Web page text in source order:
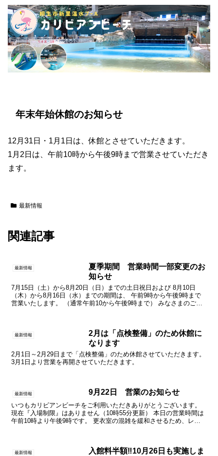
年末年始休館のお知らせ
12月31日・1月1日は、休館とさせていただきます。
1月2日は、午前10時から午後9時まで営業させていただき
ます。
最新情報
関連記事
最新情報
夏季期間 営業時間一部変更のお
知らせ
7月15日（土）から8月20日（日）までの土日祝日および 8月10日
（木）から8月16日（水）までの期間は、 午前9時から午後9時まで
営業いたします。 （通常午前10から午後9時まで） みなさまのご来
最新情報
2月は「点検整備」のため休館に
なります
2月1日～2月29日まで「点検整備」のため休館させていただきます。
3月1日より営業を再開させていただきます。
最新情報 9月22日 営業のお知らせ
いつもカリビアンビーチをご利用いただきありがとうございます。
現在『入場制限』はありません（10時55分更新） 本日の営業時間は
午前10時より午後9時です。 更衣室の混雑を緩和させるため、レジ
最新情報
入館料半額‼10月26日も実施しま